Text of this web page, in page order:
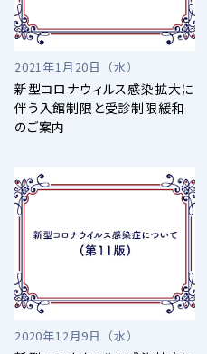
2021年1月20日（水）
新型コロナウィルス感染拡大に
伴う入館制限と受診制限緩和
のご案内
2020年12月9日（水）